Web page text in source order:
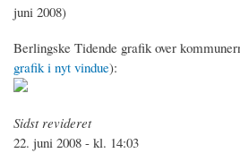
juni 2008)
Berlingske Tidende grafik over
grafik i nyt vindue):
Sidst revideret
22. juni 2008 - kl. 14:03